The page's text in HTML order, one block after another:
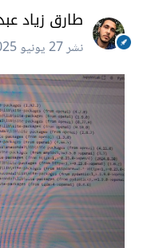
طارق زياد عبد
نشر27 يونيو 2025